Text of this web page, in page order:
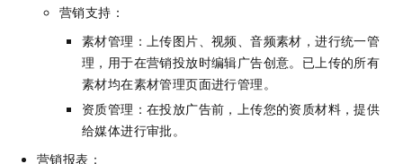
营销支持：
素材管理：上传图片、视频、音频素材，进行统一管
理，用于在营销投放时编辑广告创意。已上传的所有
素材均在素材管理页面进行管理。
资质管理：在投放广告前，上传您的资质材料，提供
给媒体进行审批。
营销报表：